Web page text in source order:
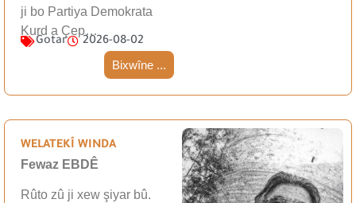
ji bo Partiya Demokrata
Kurd a Çep…
Gotar 2026-08-02
Bixwîne ...
WELATEKÎ WINDA
Fewaz EBDÊ
Rûto zû ji xew şiyar bû.